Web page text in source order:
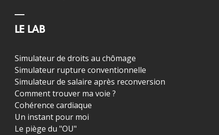
LE LAB
Simulateur de droits au chômage
Simulateur rupture conventionnelle
Simulateur de salaire après reconversion
Comment trouver ma voie ?
Cohérence cardiaque
Un instant pour moi
Le piège du "OU"